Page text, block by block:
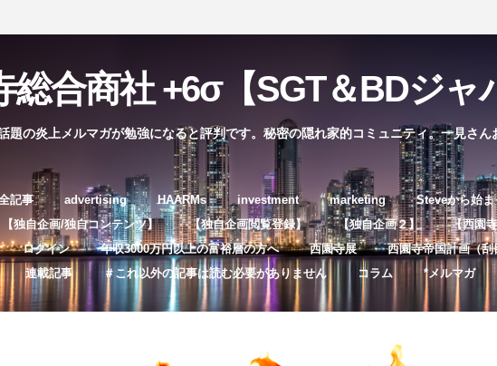
総合商社 +6σ【SGT＆BDジャ
題の炎上メルマガが勉強になると評判です。秘密の隠れ家的コミュニティ。一見さん
コ
ン
テ
ン
記事 advertising HAARMs investment marketing Steveから始ま
【独自企画/独自コンテンツ】 【独自企画閲覧登録】 【独自企画２】
【西園
ログイン 年収3000万円以上の富裕層の方へ 西園寺展 西園寺帝国計画（
連載記事
＃これ以外の記事は読む必要がありません コラム *メルマガ